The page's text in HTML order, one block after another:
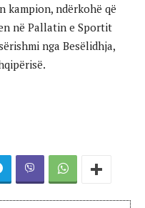
kampion, ndërkohë që
në Pallatin e Sportit
nga Besëlidhja,